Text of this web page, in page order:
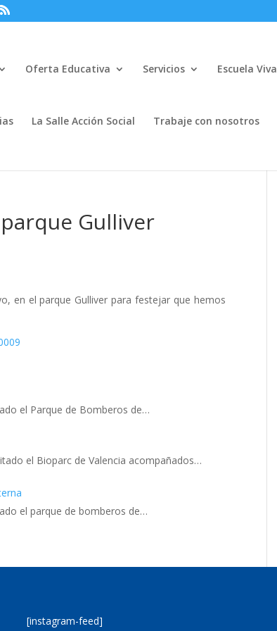
Oferta Educativa Servicios Escuela Viva
La Salle Acción Social Trabaje con nosotros
Gulliver
en el parque Gulliver para festejar que hemos
el Parque de Bomberos de…
el Bioparc de Valencia acompañados…
el parque de bomberos de…
[instagram-feed]